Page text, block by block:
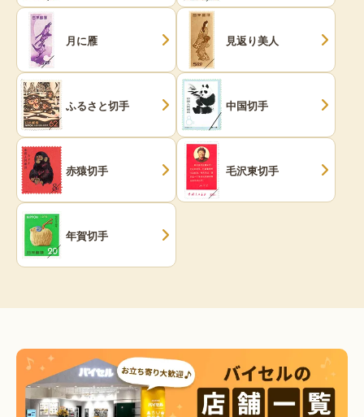
月に雁 見返り美人
ふるさと切手 中国切手
赤猿切手 毛沢東切手
年賀切手